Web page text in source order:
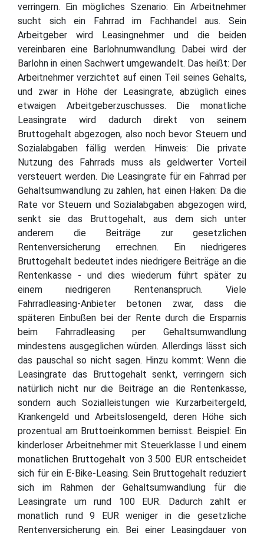
verringern. Ein mögliches Szenario: Ein Arbeitnehmer
sucht sich ein Fahrrad im Fachhandel aus. Sein
Arbeitgeber wird Leasingnehmer und die beiden
vereinbaren eine Barlohnumwandlung. Dabei wird der
Barlohn in einen Sachwert umgewandelt. Das heißt: Der
Arbeitnehmer verzichtet auf einen Teil seines Gehalts,
und zwar in Höhe der Leasingrate, abzüglich eines
etwaigen Arbeitgeberzuschusses. Die monatliche
Leasingrate wird dadurch direkt von seinem
Bruttogehalt abgezogen, also noch bevor Steuern und
Sozialabgaben fällig werden. Hinweis: Die private
Nutzung des Fahrrads muss als geldwerter Vorteil
versteuert werden. Die Leasingrate für ein Fahrrad per
Gehaltsumwandlung zu zahlen, hat einen Haken: Da die
Rate vor Steuern und Sozialabgaben abgezogen wird,
senkt sie das Bruttogehalt, aus dem sich unter
anderem die Beiträge zur gesetzlichen
Rentenversicherung errechnen. Ein niedrigeres
Bruttogehalt bedeutet indes niedrigere Beiträge an die
Rentenkasse - und dies wiederum führt später zu
einem niedrigeren Rentenanspruch. Viele
Fahrradleasing-Anbieter betonen zwar, dass die
späteren Einbußen bei der Rente durch die Ersparnis
beim Fahrradleasing per Gehaltsumwandlung
mindestens ausgeglichen würden. Allerdings lässt sich
das pauschal so nicht sagen. Hinzu kommt: Wenn die
Leasingrate das Bruttogehalt senkt, verringern sich
natürlich nicht nur die Beiträge an die Rentenkasse,
sondern auch Sozialleistungen wie Kurzarbeitergeld,
Krankengeld und Arbeitslosengeld, deren Höhe sich
prozentual am Bruttoeinkommen bemisst. Beispiel: Ein
kinderloser Arbeitnehmer mit Steuerklasse I und einem
monatlichen Bruttogehalt von 3.500 EUR entscheidet
sich für ein E-Bike-Leasing. Sein Bruttogehalt reduziert
sich im Rahmen der Gehaltsumwandlung für die
Leasingrate um rund 100 EUR. Dadurch zahlt er
monatlich rund 9 EUR weniger in die gesetzliche
Rentenversicherung ein. Bei einer Leasingdauer von